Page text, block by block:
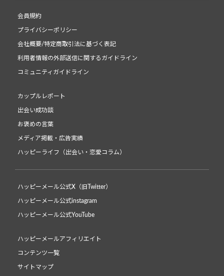
会員規約
プライバシーポリシー
会社概要/特定商取引法に基づく表記
利用者情報の外部送信に関するガイドライン
コミュニティガイドライン
カップルレポート
出会い成功談
お褒めの言葉
メディア掲載・広告実績
ハッピーライフ（出会い・恋愛コラム）
ハッピーメール公式X（旧Twitter）
ハッピーメール公式instagram
ハッピーメール公式YouTube
ハッピーメールアフィリエイト
コンテンツ一覧
サイトマップ